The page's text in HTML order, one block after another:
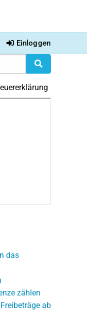
Einloggen
das
zählen
ab